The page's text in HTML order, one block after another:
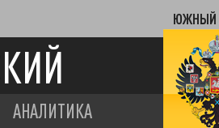
ЮЖНЫЙ
АНАЛИТИКА